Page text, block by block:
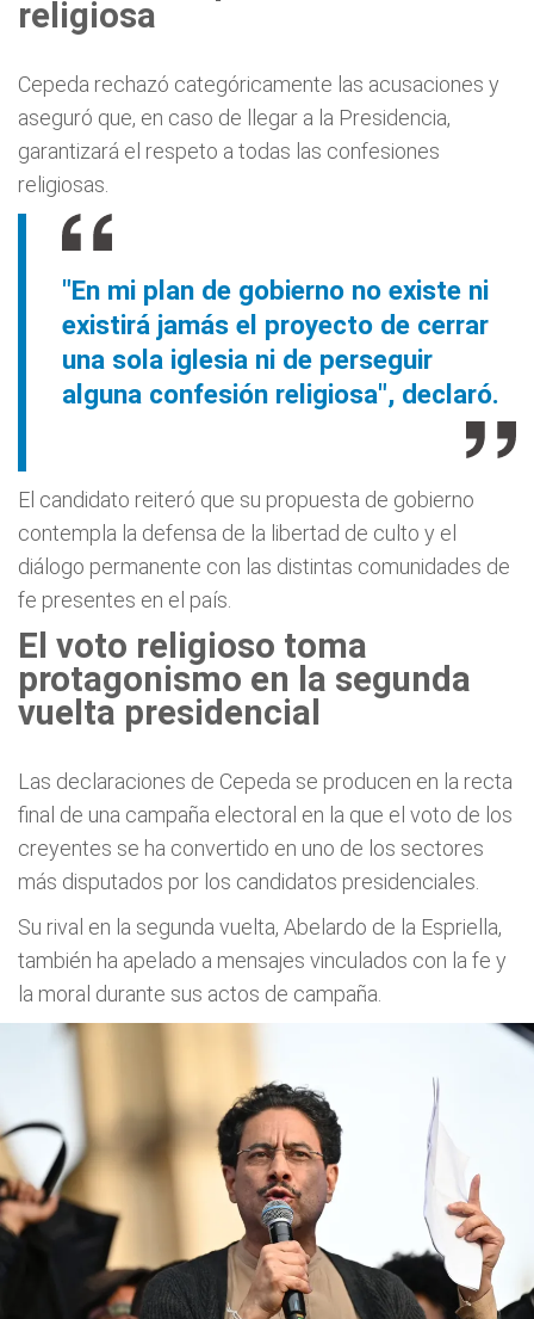
religiosa
Cepeda rechazó categóricamente las acusaciones y
aseguró que, en caso de llegar a la Presidencia,
garantizará el respeto a todas las confesiones
religiosas.
"En mi plan de gobierno no existe ni
existirá jamás el proyecto de cerrar
una sola iglesia ni de perseguir
alguna confesión religiosa", declaró.
El candidato reiteró que su propuesta de gobierno
contempla la defensa de la libertad de culto y el
diálogo permanente con las distintas comunidades de
fe presentes en el país.
El voto religioso toma
protagonismo en la segunda
vuelta presidencial
Las declaraciones de Cepeda se producen en la recta
final de una campaña electoral en la que el voto de los
creyentes se ha convertido en uno de los sectores
más disputados por los candidatos presidenciales.
Su rival en la segunda vuelta, Abelardo de la Espriella,
también ha apelado a mensajes vinculados con la fe y
la moral durante sus actos de campaña.